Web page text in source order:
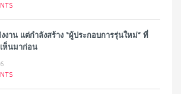
งาน แต่กำลังสร้าง “ผู้ประกอบการรุ่นใหม่” ที่
ห็นมาก่อน